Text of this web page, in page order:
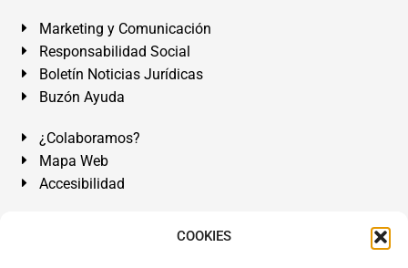
COOKIES
Marketing y Comunicación
Responsabilidad Social
Boletín Noticias Jurídicas
Buzón Ayuda
¿Colaboramos?
Mapa Web
Accesibilidad
Álvarez Abogados Tenerife:Calle Teobaldo Power Nº 7,